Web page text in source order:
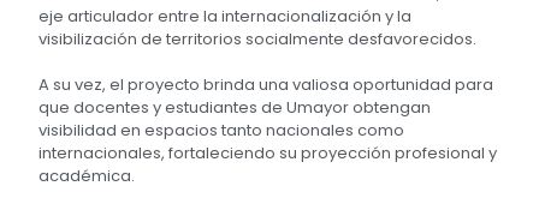
eje articulador entre la internacionalización y la
visibilización de territorios socialmente desfavorecidos.
A su vez, el proyecto brinda una valiosa oportunidad para
que docentes y estudiantes de Umayor obtengan
visibilidad en espacios tanto nacionales como
internacionales, fortaleciendo su proyección profesional y
académica.